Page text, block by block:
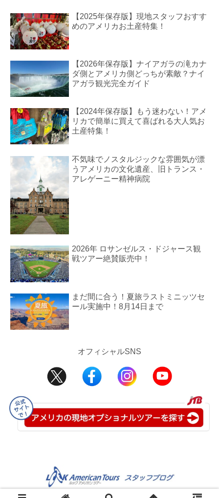
【2025年保存版】現地スタッフおすす
めのアメリカお土産特集！
【2026年保存版】ナイアガラの滝カナ
ダ側とアメリカ側どっちが素敵？ナイ
アガラ観光完全ガイド
【2024年保存版】もう迷わない！アメ
リカで簡単に買えて喜ばれる大人気お
土産特集！
不気味でノスタルジックな雰囲気が漂
うアメリカの文化遺産、旧トランス・
アレゲーニー精神病院
2026年 ロサンゼルス・ドジャース観
戦ツアー絶賛販売中！
まだ間に合う！夏旅ラストミニッツセ
ール実施中！8月14日まで
オフィシャルSNS